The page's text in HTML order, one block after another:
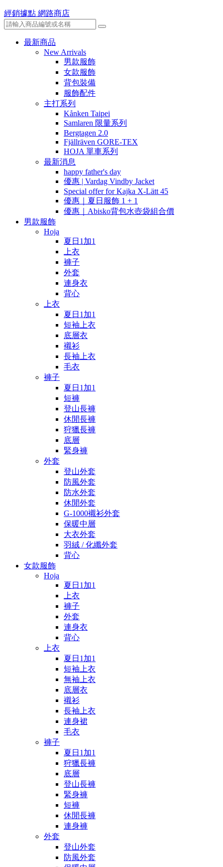
經銷據點 網路商店
最新商品
New Arrivals
男款服飾
女款服飾
背包裝備
服飾配件
主打系列
Kånken Taipei
Samlaren 限量系列
Bergtagen 2.0
Fjällräven GORE-TEX
HOJA 單車系列
最新消息
happy father's day
優惠 | Vardag Vindby Jacket
Special offer for Kajka X-Lätt 45
優惠｜夏日服飾 1 + 1
優惠｜Abisko背包水壺袋組合價
男款服飾
Hoja
夏日1加1
上衣
褲子
外套
連身衣
背心
上衣
夏日1加1
短袖上衣
底層衣
襯衫
長袖上衣
毛衣
褲子
夏日1加1
短褲
登山長褲
休閒長褲
狩獵長褲
底層
緊身褲
外套
登山外套
防風外套
防水外套
休閒外套
G-1000襯衫外套
保暖中層
大衣外套
羽絨 / 化纖外套
背心
女款服飾
Hoja
夏日1加1
上衣
褲子
外套
連身衣
背心
上衣
夏日1加1
短袖上衣
無袖上衣
底層衣
襯衫
長袖上衣
連身裙
毛衣
褲子
夏日1加1
狩獵長褲
底層
登山長褲
緊身褲
短褲
休閒長褲
連身褲
外套
登山外套
防風外套